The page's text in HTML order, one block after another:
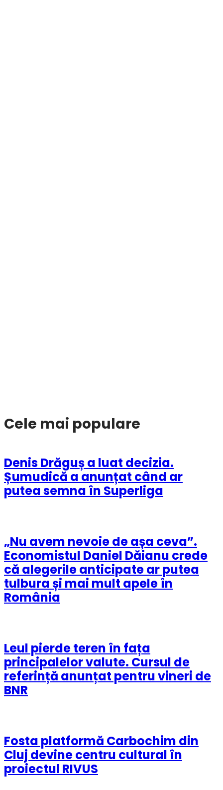
Cele mai populare
Denis Drăguș a luat decizia.
Șumudică a anunțat când ar
putea semna în Superliga
„Nu avem nevoie de așa ceva”.
Economistul Daniel Dăianu crede
că alegerile anticipate ar putea
tulbura și mai mult apele în
România
Leul pierde teren în fața
principalelor valute. Cursul de
referință anunțat pentru vineri de
BNR
Fosta platformă Carbochim din
Cluj devine centru cultural în
proiectul RIVUS